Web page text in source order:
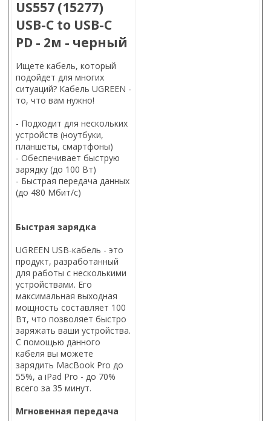
US557 (15277)
USB-C to USB-C
PD - 2м - черный
Ищете кабель, который
подойдет для многих
ситуаций? Кабель UGREEN -
то, что вам нужно!
- Подходит для нескольких
устройств (ноутбуки,
планшеты, смартфоны)
- Обеспечивает быструю
зарядку (до 100 Вт)
- Быстрая передача данных
(до 480 Мбит/с)
Быстрая зарядка
UGREEN USB-кабель - это
продукт, разработанный
для работы с несколькими
устройствами. Его
максимальная выходная
мощность составляет 100
Вт, что позволяет быстро
заряжать ваши устройства.
С помощью данного
кабеля вы можете
зарядить MacBook Pro до
55%, а iPad Pro - до 70%
всего за 35 минут.
Мгновенная передача